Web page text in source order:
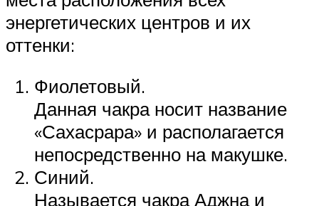
энергетических центров и их
оттенки:
Фиолетовый.
Данная чакра носит название
«Сахасрара» и располагается
непосредственно на макушке.
Синий.
Называется чакра Аджна и